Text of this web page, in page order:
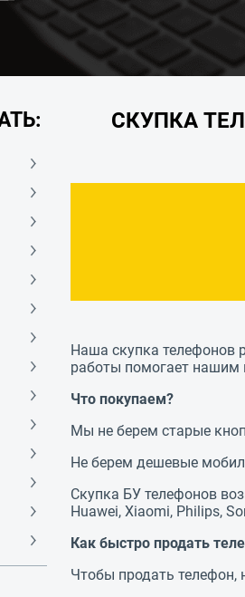
СКУПКА
Наша скупка телефонов
работы помогает нашим
Что покупаем?
Мы не берем старые
Не берем дешевые
Скупка БУ телефонов
Huawei, Xiaomi, Philips,
Как быстро продать
Чтобы продать телефон,